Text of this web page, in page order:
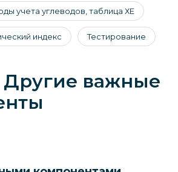
учета углеводов, таблица ХЕ
индекс Тестирование
Другие важные